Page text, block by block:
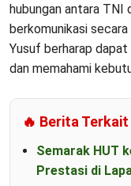
hubungan antara TNI
berkomunikasi
Yusuf berharap dapat
dan memahami
🔥 Berita Terkait
Semarak HUT
Prestasi di